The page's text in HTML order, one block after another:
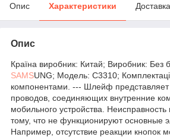
Опис Характеристики Доставка
Опис
Країна виробник: Китай; Виробник: Без
SAMSUNG; Модель: C3310;
компонентами. --- Шлейф представляет
проводов, соединяющих внутренние
мобильного устройства.
тому, что не функционируют основные
Например, отсутствие реакции кнопок